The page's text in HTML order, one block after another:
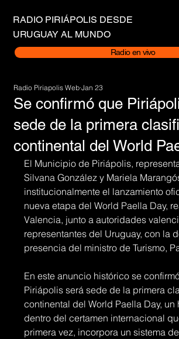
RADIO PIRIÁPOLIS DESDE
URUGUAY AL MUNDO
Radio en vivo
Se confirmó que
sede de la primera
continental del World
Radio Piriapolis Web Jan 23
El Municipio de Piriápolis,
Silvana González y Mariela
institucionalmente el lanzamiento
nueva etapa del World Paella Day,
Valencia, junto a autoridades
representantes del Uruguay, con la
presencia del ministro de Turismo,
En este anuncio histórico se
Piriápolis será sede de la primera
continental del World Paella Day,
dentro del certamen internacional
primera vez, incorpora un sistema